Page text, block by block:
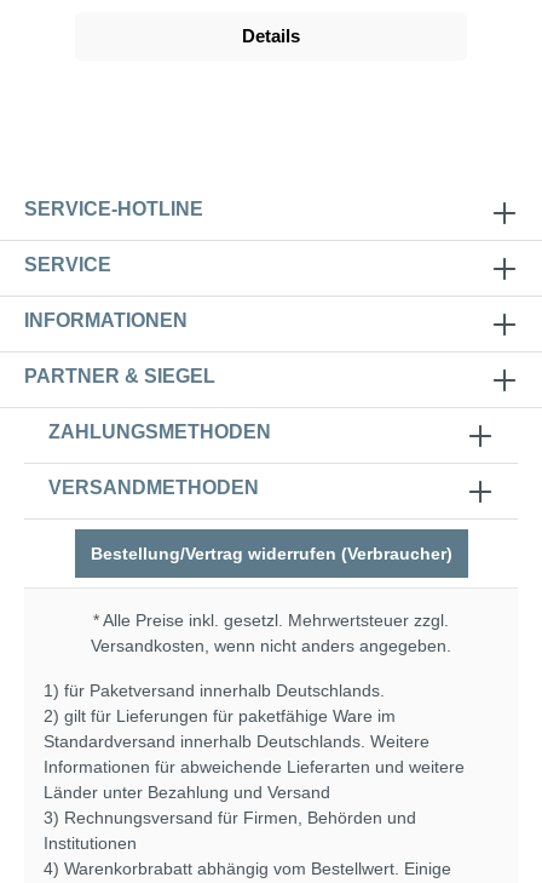
Details
SERVICE-HOTLINE
SERVICE
INFORMATIONEN
PARTNER & SIEGEL
ZAHLUNGSMETHODEN
VERSANDMETHODEN
Bestellung/Vertrag widerrufen (Verbraucher)
* Alle Preise inkl. gesetzl. Mehrwertsteuer zzgl.
Versandkosten , wenn nicht anders angegeben.
1) für Paketversand innerhalb Deutschlands.
2) gilt für Lieferungen für paketfähige Ware im
Standardversand innerhalb Deutschlands. Weitere
Informationen für abweichende Lieferarten und weitere
Länder unter Bezahlung und Versand
3) Rechnungsversand für Firmen, Behörden und
Institutionen
4) Warenkorbrabatt abhängig vom Bestellwert. Einige